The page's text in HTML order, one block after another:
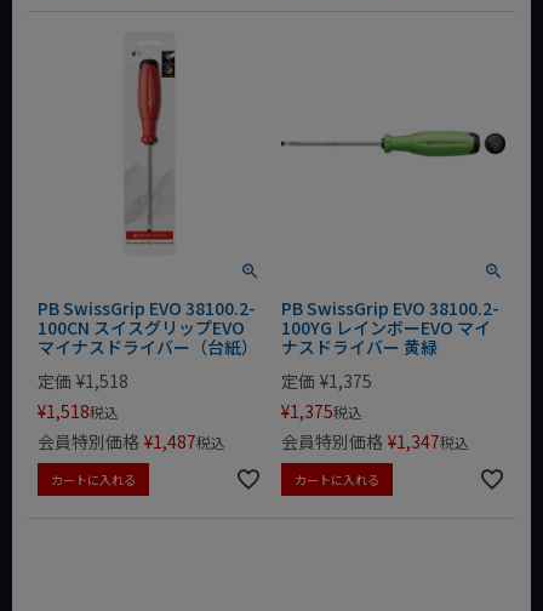
PB SwissGrip EVO 38100.2-
100CN スイスグリップEVO
マイナスドライバー（台紙）
定価 ¥1,518
¥1,518税込
会員特別価格 ¥1,487税込
カートに入れる
PB SwissGrip EVO 38100.2-
100YG レインボーEVO マイ
ナスドライバー 黄緑
定価 ¥1,375
¥1,375税込
会員特別価格 ¥1,347税込
カートに入れる